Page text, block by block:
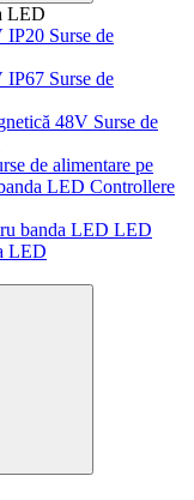
LED
Surse de
Surse de
Surse de
de alimentare pe
Controllere
LED
LED